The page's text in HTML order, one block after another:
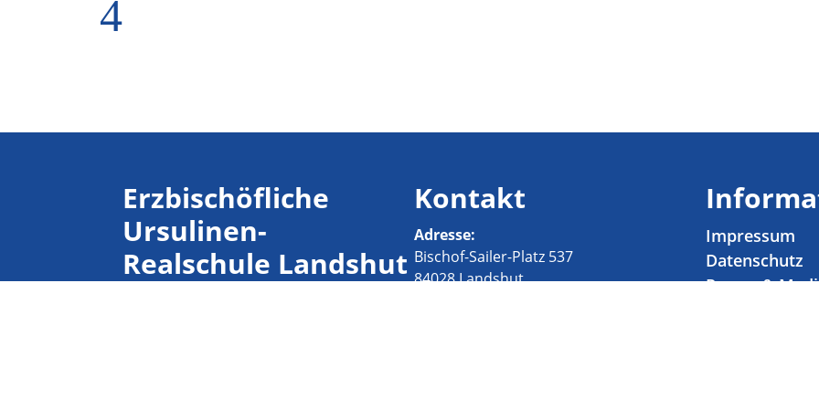
4
Erzbischöfliche
Ursulinen-
Realschule Landshut
Kontakt
Adresse:
Bischof-Sailer-Platz 537
84028 Landshut
Impressum
Datenschutz
Presse &